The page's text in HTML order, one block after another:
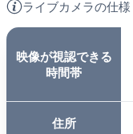
ライブカメラの仕様
映像が視認できる
時間帯
住所